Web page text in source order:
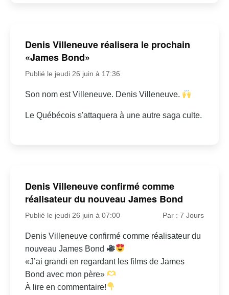
Denis Villeneuve réalisera le prochain
«James Bond»
Publié le jeudi 26 juin à 17:36
Son nom est Villeneuve. Denis Villeneuve.
Le Québécois s'attaquera à une autre saga culte.
Denis Villeneuve confirmé comme
réalisateur du nouveau James Bond
Publié le jeudi 26 juin à 07:00 Par : 7 Jours
Denis Villeneuve confirmé comme réalisateur du
nouveau James Bond
«J’ai grandi en regardant les films de James
Bond avec mon père»
À lire en commentaire!